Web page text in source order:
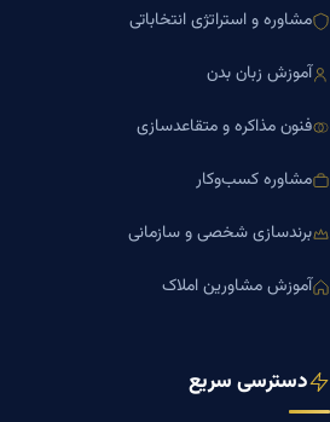
مشاوره و استراتژی انتخاباتی
آموزش زبان بدن
فنون مذاکره و متقاعدسازی
مشاوره کسب‌وکار
برندسازی شخصی و سازمانی
آموزش مشاورین املاک
دسترسی سریع